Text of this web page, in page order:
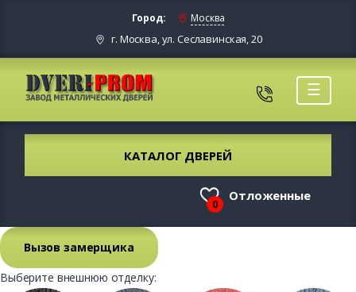
Город: Москва
г. Москва, ул. Сеславинская, 20
☰
КАТАЛОГ ДВЕРЕЙ
0
Отложенные
Вызов замерщика
Выберите внешнюю отделку: